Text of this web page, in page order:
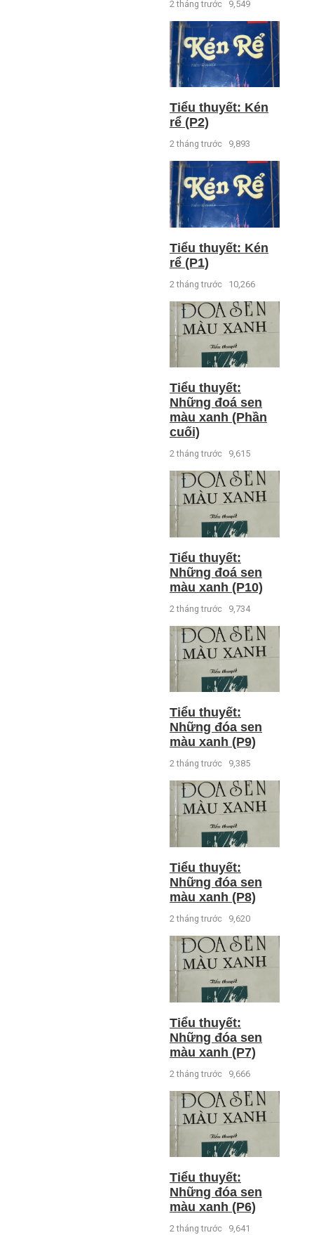
2 tháng trước 9,549
Tiểu thuyết: Kén
rể (P2)
2 tháng trước 9,893
Tiểu thuyết: Kén
rể (P1)
2 tháng trước 10,266
Tiểu thuyết:
Những đoá sen
màu xanh (Phần
cuối)
2 tháng trước 9,615
Tiểu thuyết:
Những đoá sen
màu xanh (P10)
2 tháng trước 9,734
Tiểu thuyết:
Những đóa sen
màu xanh (P9)
2 tháng trước 9,385
Tiểu thuyết:
Những đóa sen
màu xanh (P8)
2 tháng trước 9,620
Tiểu thuyết:
Những đóa sen
màu xanh (P7)
2 tháng trước 9,666
Tiểu thuyết:
Những đóa sen
màu xanh (P6)
2 tháng trước 9,641